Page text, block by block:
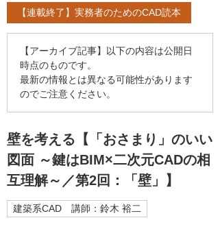
【連載終了】実務者のためのCAD読本
【アーカイブ記事】以下の内容は公開日
時点のものです。
最新の情報とは異なる可能性があります
のでご注意ください。
壁を考える【「おさまり」のいい
図面 ～鍵はBIM×二次元CADの相
互理解～／第2回：「壁」】
建築系CAD 講師：鈴木 裕二